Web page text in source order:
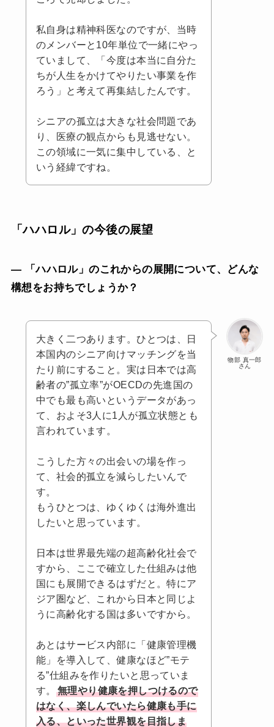
私自身は精神科医なのですが、当時
のメンバーと10年単位で一緒にやっ
ていまして、「今度は本当に自分た
ちが人生をかけてやりたい事業を作
ろう」と考えて再集結したんです。
シニアの孤立は大きな社会問題であ
り、医療の観点からも見逃せない。
この領域に一気に集中している、と
いう経緯ですね。
「ハハロル」の今後の展望
— 「ハハロル」のこれからの展開について、どんな
構想をお持ちでしょうか？
物部 真一郎
さん
大きく二つあります。ひとつは、日
本国内のシニア向けマッチングを当
たり前にすること。実は日本では高
齢者の”孤立率”がOECDの先進国の
中でも最も高いというデータがあっ
て、およそ3人に1人が孤立状態とも
言われています。
こうした方々の出会いの場を作っ
て、社会的孤立を減らしたいんで
す。
もうひとつは、ゆくゆくは海外進出
したいと思っています。
日本は世界最先端の超高齢化社会で
すから、ここで確立した仕組みは他
国にも展開できるはずだと。特にア
ジア圏など、これから日本と同じよ
うに高齢化する国は多いですから。
あとはサービス内部に「健康管理機
能」を導入して、健康なほど”モテ
る”仕組みを作りたいと思っていま
す。
無理やり健康を押しつけるので
はなく、楽しんでいたら健康も手に
入る、といった世界観を目指しま